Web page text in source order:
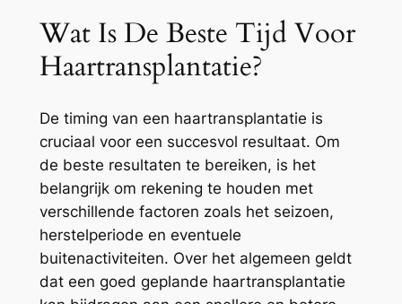
Wat Is De Beste Tijd Voor
Haartransplantatie?
De timing van een haartransplantatie is
cruciaal voor een succesvol resultaat. Om
de beste resultaten te bereiken, is het
belangrijk om rekening te houden met
verschillende factoren zoals het seizoen,
herstelperiode en eventuele
buitenactiviteiten. Over het algemeen geldt
dat een goed geplande haartransplantatie